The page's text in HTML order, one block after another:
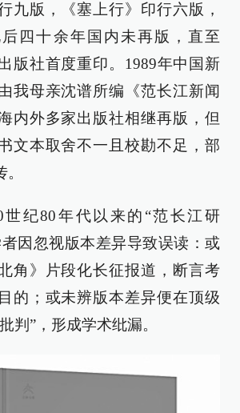
九版，《塞上行》印行六版，
四十余年国内未再版，直至
版社首度重印。1989年中国新
我母亲沈谱所编《范长江新闻
内外多家出版社相继再版，但
文本取舍不一且校勘不足，部
世纪80年代以来的“范长江研
因忽视版本差异导致误读：或
角》片段化长征报道，断言考
的；或未辨版本差异便在顶级
判”，形成学术纰漏。